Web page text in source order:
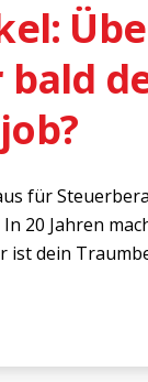
bald
für
20 Jahren
ist dein